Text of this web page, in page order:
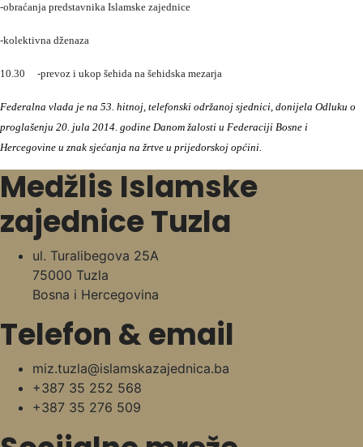
-obraćanja predstavnika Islamske zajednice
-kolektivna dženaza
10.30 -prevoz i ukop šehida na šehidska mezarja
Federalna vlada je na 53. hitnoj, telefonski održanoj sjednici, donijela Odluku o
proglašenju 20. jula 2014. godine Danom žalosti u Federaciji Bosne i
Hercegovine u znak sjećanja na žrtve u prijedorskoj općini.
Medžlis Islamske
zajednice Tuzla
ul. Turalibegova 25A
75000 Tuzla
Bosna i Hercegovina
Telefon & email
miz.tuzla@islamskazajednica.ba
+387 35 252 568
+387 35 276 509